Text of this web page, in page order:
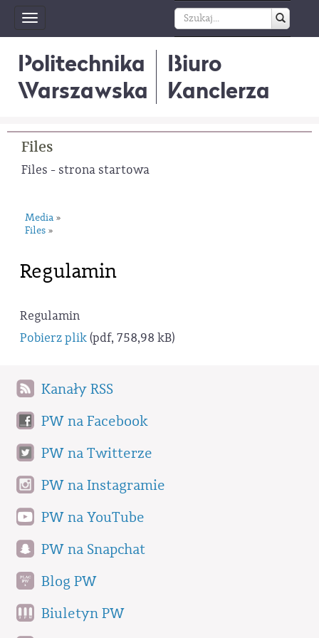
Toggle
navigation
Politechnika
Warszawska
Biuro
Kanclerza
Files
Files - strona startowa
Media »
Files »
Regulamin
Regulamin
Pobierz plik(pdf, 758,98 kB)
Kanały RSS
PW na Facebook
PW na Twitterze
PW na Instagramie
PW na YouTube
PW na Snapchat
Blog PW
Biuletyn PW